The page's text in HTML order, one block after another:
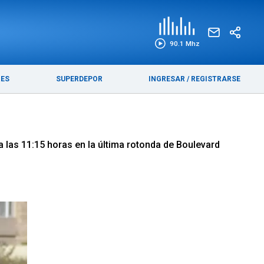
90.1 Mhz
SUPERDEPOR INGRESAR / REGISTRARSE
11:15 horas en la última rotonda de Boulevard